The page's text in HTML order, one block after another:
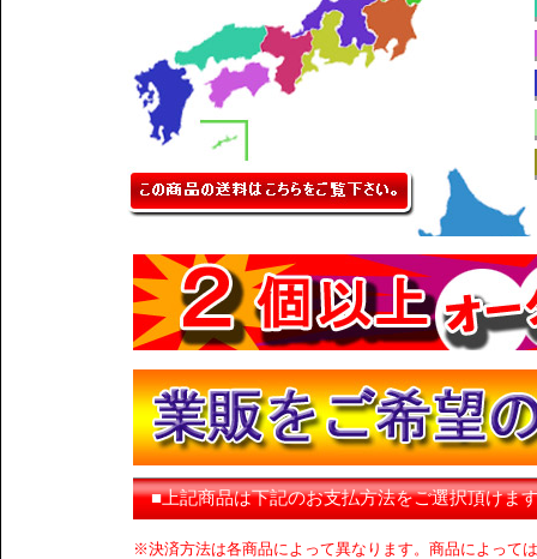
■上記商品は下記のお支払方法をご選択頂けま
※決済方法は各商品によって異なります。商品によって